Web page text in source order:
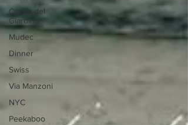
Corsia del
Giardino
Mudec
Dinner
Swiss
Via Manzoni
NYC
Peekaboo